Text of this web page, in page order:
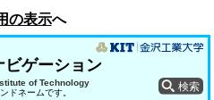
の表示へ
of Technology
ビゲーション
ドネームです。